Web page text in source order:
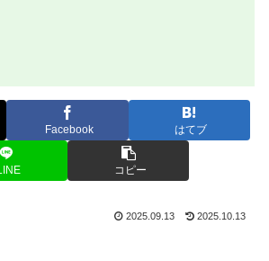
Facebook はてブ
コピー
2025.09.13 2025.10.13